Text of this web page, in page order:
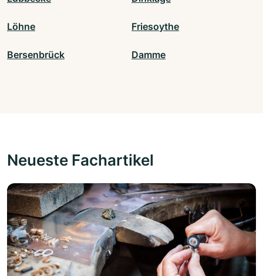
Löhne Friesoythe
Bersenbrück Damme
Neueste Fachartikel